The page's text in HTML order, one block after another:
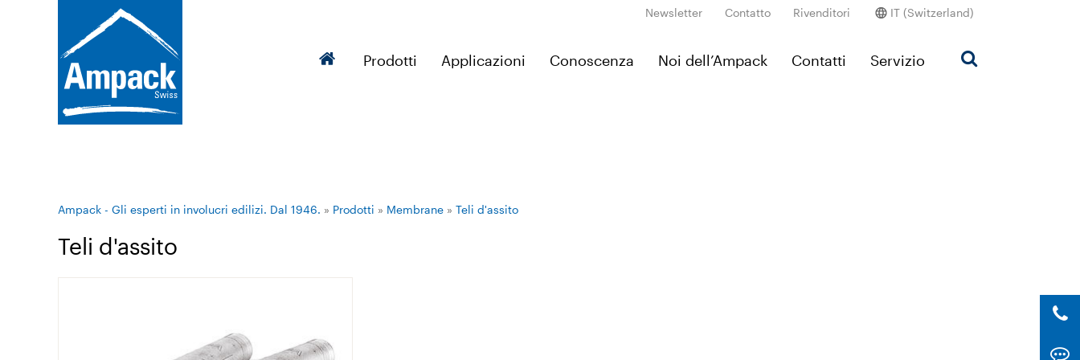
Newsletter Contatto Rivenditori IT (Switzerland)
Prodotti Applicazioni Conoscenza Noi dell’Ampack Contatti Servizio
Ampack - Gli esperti in involucri edilizi. Dal 1946. » Prodotti » Membrane » Teli d'assito
Teli d'assito